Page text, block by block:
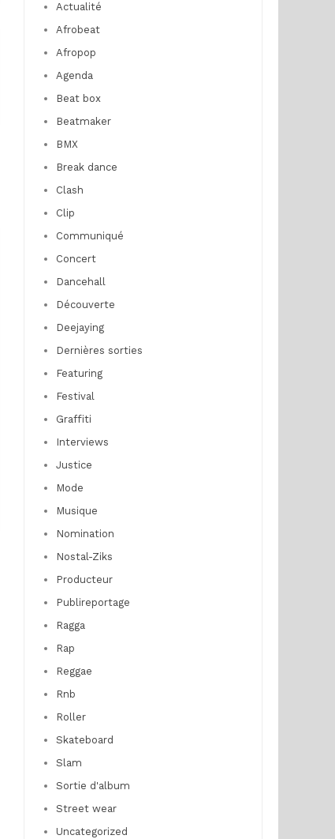
Actualité
Afrobeat
Afropop
Agenda
Beat box
Beatmaker
BMX
Break dance
Clash
Clip
Communiqué
Concert
Dancehall
Découverte
Deejaying
Dernières sorties
Featuring
Festival
Graffiti
Interviews
Justice
Mode
Musique
Nomination
Nostal-Ziks
Producteur
Publireportage
Ragga
Rap
Reggae
Rnb
Roller
Skateboard
Slam
Sortie d'album
Street wear
Uncategorized